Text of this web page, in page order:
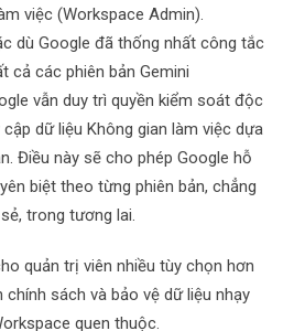
việc (Workspace Admin).
dù Google đã thống nhất công tắc
cả các phiên bản Gemini
vẫn duy trì quyền kiểm soát độc
dữ liệu Không gian làm việc dựa
Điều này sẽ cho phép Google hỗ
biệt theo từng phiên bản, chẳng
trong tương lai.
quản trị viên nhiều tùy chọn hơn
sách và bảo vệ dữ liệu nhạy
quen thuộc.